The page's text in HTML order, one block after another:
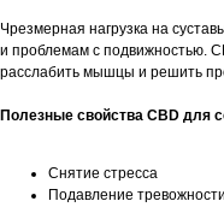
Чрезмерная нагрузка на
и проблемам с подвижностью.
расслабить мышцы и решить
Полезные свойства CBD для
Снятие стресса
Подавление